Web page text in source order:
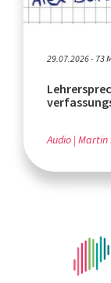
29.07.2026 - 73
Audio Martin